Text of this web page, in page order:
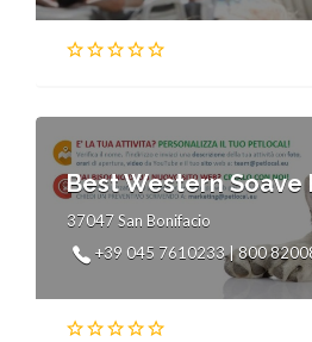
Best Western Soave
37047 San Bonifacio
+39 045 7610233 | 800